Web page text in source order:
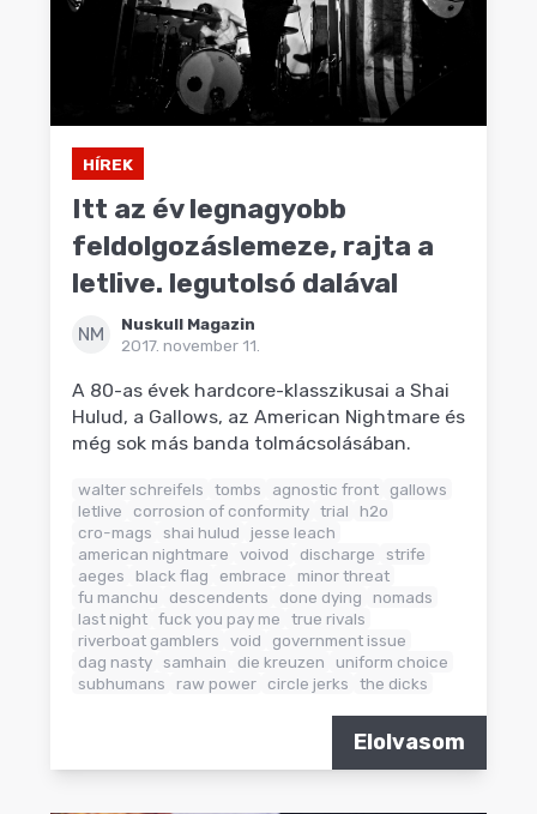
HÍREK
Itt az év legnagyobb
feldolgozáslemeze, rajta a
letlive. legutolsó dalával
NM
Nuskull Magazin
2017. november 11.
A 80-as évek hardcore-klasszikusai a Shai
Hulud, a Gallows, az American Nightmare és
még sok más banda tolmácsolásában.
walter schreifels tombs agnostic front
gallows
letlive
corrosion of conformity trial
h2o
cro-mags
shai hulud
jesse leach
american nightmare
voivod discharge
strife
aeges
black flag embrace
minor threat
fu manchu
descendents done dying
nomads
last night fuck you pay me
true rivals
riverboat gamblers
void
government issue
dag nasty samhain die kreuzen
uniform choice
subhumans
raw power circle jerks the dicks
Elolvasom